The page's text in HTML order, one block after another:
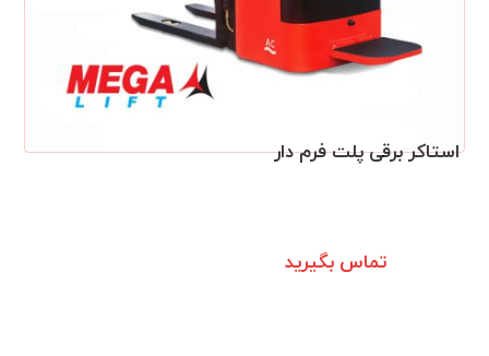
استاکر برقی پلت فرم دار
تماس بگیرید